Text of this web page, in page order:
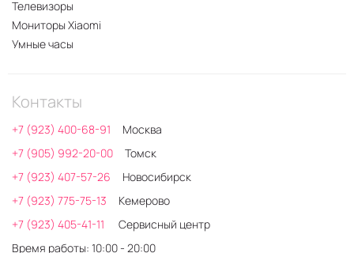
Телевизоры
Мониторы Xiaomi
Умные часы
Контакты
+7 (923) 400-68-91
Москва
+7 (905) 992-20-00
Томск
+7 (923) 407-57-26
Новосибирск
+7 (923) 775-75-13
Кемерово
+7 (923) 405-41-11
Сервисный центр
Время работы: 10:00 - 20:00